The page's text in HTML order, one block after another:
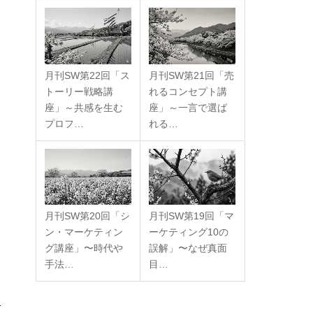
月刊SW第22回「ス
トーリー戦略講
座」～共感を生む
プロフ…
月刊SW第21回「売
れるコンセプト講
座」～一言で選ば
れる…
月刊SW第20回「シ
ン・マーケティン
グ講座」〜時代や
手法…
月刊SW第19回「マ
ーケティング10の
誤解」〜なぜ真面
目…